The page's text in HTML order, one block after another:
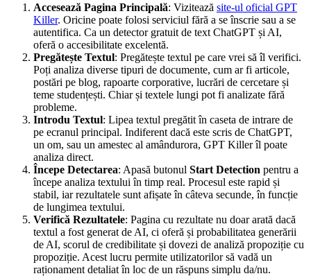
Accesează Pagina Principală: Vizitează site-ul oficial GPT
Killer. Oricine poate folosi serviciul fără a se înscrie sau a se
autentifica. Ca un detector gratuit de text ChatGPT și AI,
oferă o accesibilitate excelentă.
Pregătește Textul: Pregătește textul pe care vrei să îl verifici.
Poți analiza diverse tipuri de documente, cum ar fi articole,
postări pe blog, rapoarte corporative, lucrări de cercetare și
teme studențești. Chiar și textele lungi pot fi analizate fără
probleme.
Introdu Textul: Lipea textul pregătit în caseta de intrare de
pe ecranul principal. Indiferent dacă este scris de ChatGPT,
un om, sau un amestec al amândurora, GPT Killer îl poate
analiza direct.
Începe Detectarea: Apasă butonul Start Detection pentru a
începe analiza textului în timp real. Procesul este rapid și
stabil, iar rezultatele sunt afișate în câteva secunde, în funcție
de lungimea textului.
Verifică Rezultatele: Pagina cu rezultate nu doar arată dacă
textul a fost generat de AI, ci oferă și probabilitatea generării
de AI, scorul de credibilitate și dovezi de analiză propoziție cu
propoziție. Acest lucru permite utilizatorilor să vadă un
raționament detaliat în loc de un răspuns simplu da/nu.